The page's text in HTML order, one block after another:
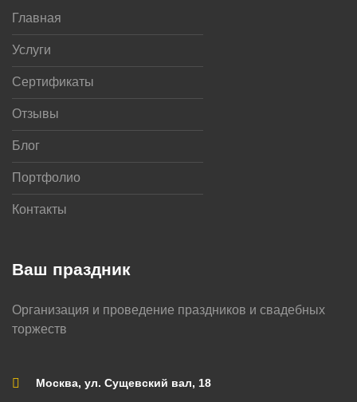
Ваш праздник
Организация и проведение праздников и свадебных
торжеств
Москва, ул. Сущевский вал, 18
Главная
Услуги
Сертификаты
Отзывы
Блог
Портфолио
Контакты